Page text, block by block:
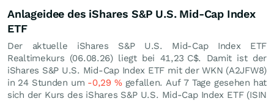
Anlageidee des iShares S&P U.S. Mid-Cap Index
ETF
Der aktuelle iShares S&P U.S. Mid-Cap Index ETF
Realtimekurs (06.08.26) liegt bei 41,23 C$. Damit ist der
iShares S&P U.S. Mid-Cap Index ETF mit der WKN (A2JFW8)
in 24 Stunden um -0,29 %gefallen. Auf 7 Tage gesehen hat
sich der Kurs des iShares S&P U.S. Mid-Cap Index ETF (ISIN